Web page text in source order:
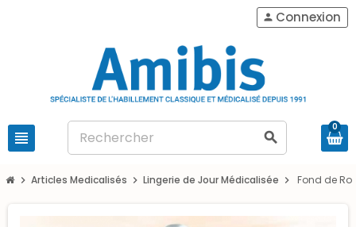
view_headline search
person Connexion
0
chevron_right Articles Medicalisés chevron_right Lingerie de Jour Médicalisée chevron_right Fond de